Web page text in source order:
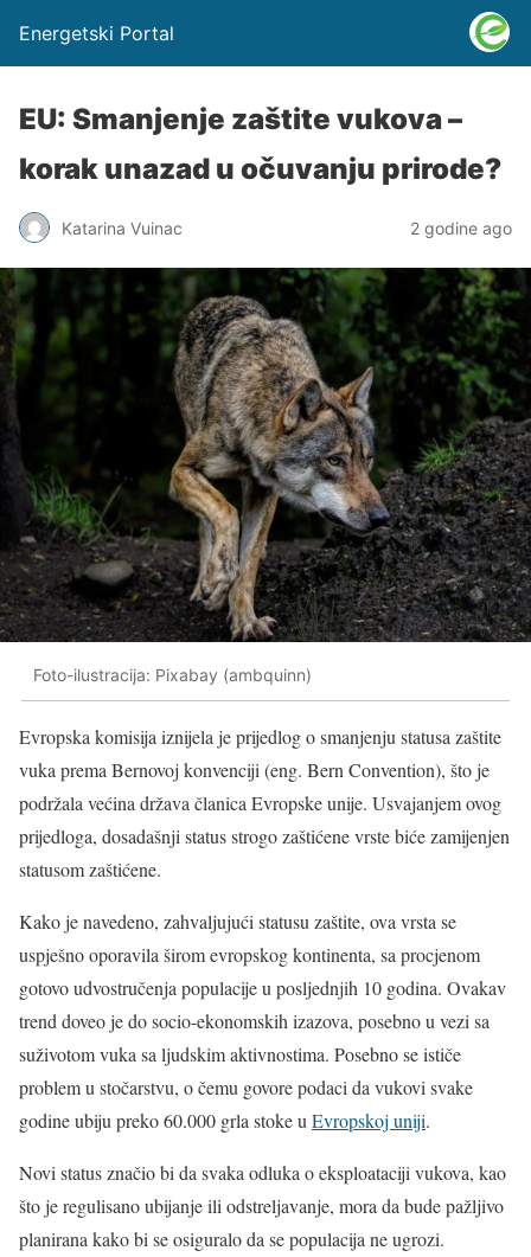
Energetski Portal
EU: Smanjenje zaštite vukova –
korak unazad u očuvanju prirode?
Katarina Vuinac 2 godine ago
Foto-ilustracija: Pixabay (ambquinn)
Evropska komisija iznijela je prijedlog o smanjenju statusa zaštite
vuka prema Bernovoj konvenciji (eng. Bern Convention), što je
podržala većina država članica Evropske unije. Usvajanjem ovog
prijedloga, dosadašnji status strogo zaštićene vrste biće zamijenjen
statusom zaštićene.
Kako je navedeno, zahvaljujući statusu zaštite, ova vrsta se
uspješno oporavila širom evropskog kontinenta, sa procjenom
gotovo udvostručenja populacije u posljednjih 10 godina. Ovakav
trend doveo je do socio-ekonomskih izazova, posebno u vezi sa
suživotom vuka sa ljudskim aktivnostima. Posebno se ističe
problem u stočarstvu, o čemu govore podaci da vukovi svake
godine ubiju preko 60.000 grla stoke u Evropskoj uniji.
Novi status značio bi da svaka odluka o eksploataciji vukova, kao
što je regulisano ubijanje ili odstreljavanje, mora da bude pažljivo
planirana kako bi se osiguralo da se populacija ne ugrozi.